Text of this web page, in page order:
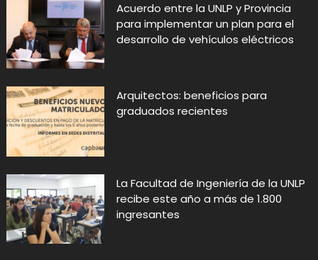
Acuerdo entre la UNLP y Provincia
para implementar un plan para el
desarrollo de vehículos eléctricos
Arquitectos: beneficios para
graduados recientes
La Facultad de Ingeniería de la UNLP
recibe este año a más de 1.800
ingresantes